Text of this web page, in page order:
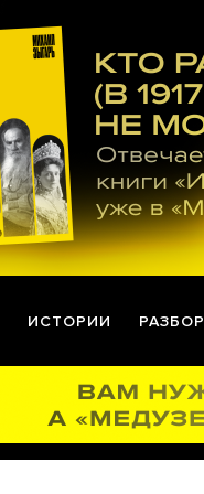
ИСТОРИИ РАЗБОР